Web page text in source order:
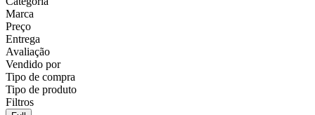
Marca
Preço
Entrega
Avaliação
Vendido por
Tipo de compra
Tipo de produto
Filtros